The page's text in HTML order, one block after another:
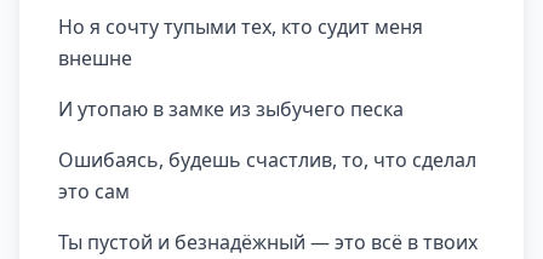
Но я сочту тупыми тех, кто судит меня
внешне
И утопаю в замке из зыбучего песка
Ошибаясь, будешь счастлив, то, что сделал
это сам
Ты пустой и безнадёжный — это всё в твоих